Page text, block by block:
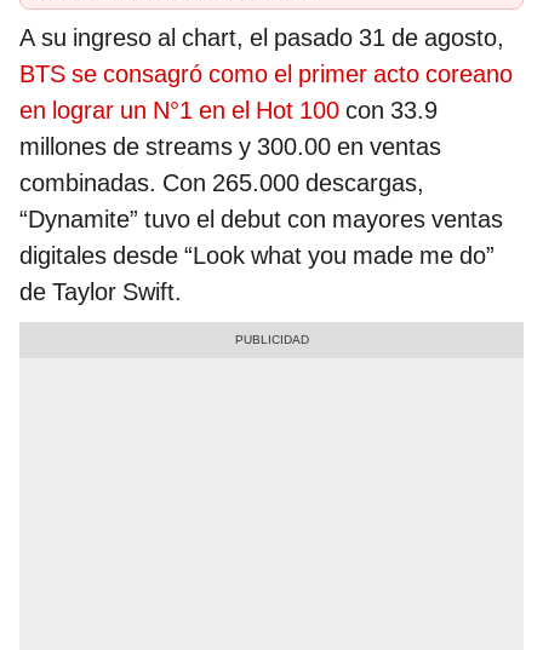
A su ingreso al chart, el pasado 31 de agosto,
BTS se consagró como el primer acto coreano
en lograr un N°1 en el Hot 100 con 33.9
millones de streams y 300.00 en ventas
combinadas. Con 265.000 descargas,
“Dynamite” tuvo el debut con mayores ventas
digitales desde “Look what you made me do”
de Taylor Swift.